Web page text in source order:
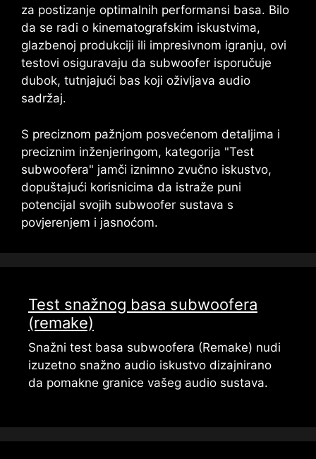
za postizanje optimalnih performansi basa. Bilo
da se radi o kinematografskim iskustvima,
glazbenoj produkciji ili impresivnom igranju, ovi
testovi osiguravaju da subwoofer isporučuje
dubok, tutnjajući bas koji oživljava audio
sadržaj.
S preciznom pažnjom posvećenom detaljima i
preciznim inženjeringom, kategorija "Test
subwoofera" jamči iznimno zvučno iskustvo,
dopuštajući korisnicima da istraže puni
potencijal svojih subwoofer sustava s
povjerenjem i jasnoćom.
Test snažnog basa subwoofera
(remake)
Snažni test basa subwoofera (Remake) nudi
izuzetno snažno audio iskustvo dizajnirano
da pomakne granice vašeg audio sustava.